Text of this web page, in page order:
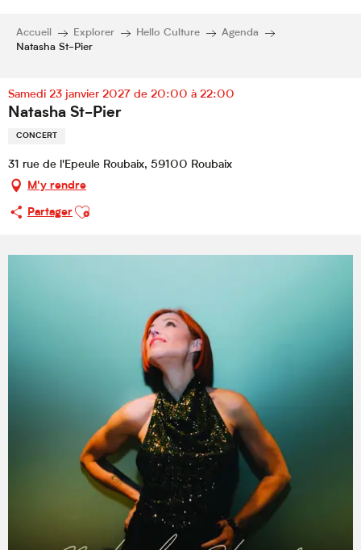
Accueil Explorer Hello Culture
Agenda
Natasha St-Pier
Samedi 23 janvier 2027 de 20:00 à 22:00
Natasha St-Pier
CONCERT
31 rue de l'Epeule Roubaix, 59100 Roubaix
M'y rendre
Partager
Ajouter aux favoris